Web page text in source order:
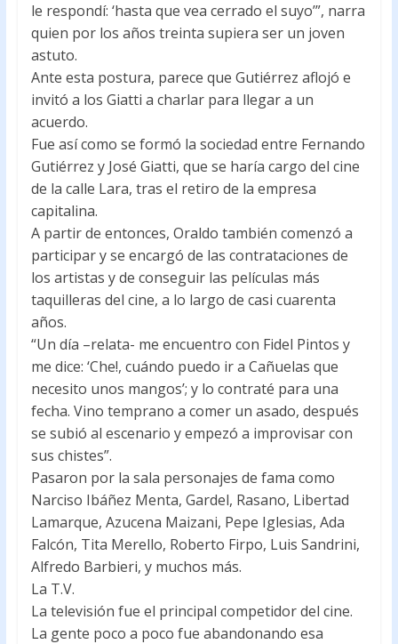
le respondí: ‘hasta que vea cerrado el suyo’”, narra
quien por los años treinta supiera ser un joven
astuto.
Ante esta postura, parece que Gutiérrez aflojó e
invitó a los Giatti a charlar para llegar a un
acuerdo.
Fue así como se formó la sociedad entre Fernando
Gutiérrez y José Giatti, que se haría cargo del cine
de la calle Lara, tras el retiro de la empresa
capitalina.
A partir de entonces, Oraldo también comenzó a
participar y se encargó de las contrataciones de
los artistas y de conseguir las películas más
taquilleras del cine, a lo largo de casi cuarenta
años.
“Un día –relata- me encuentro con Fidel Pintos y
me dice: ‘Che!, cuándo puedo ir a Cañuelas que
necesito unos mangos’; y lo contraté para una
fecha. Vino temprano a comer un asado, después
se subió al escenario y empezó a improvisar con
sus chistes”.
Pasaron por la sala personajes de fama como
Narciso Ibáñez Menta, Gardel, Rasano, Libertad
Lamarque, Azucena Maizani, Pepe Iglesias, Ada
Falcón, Tita Merello, Roberto Firpo, Luis Sandrini,
Alfredo Barbieri, y muchos más.
La T.V.
La televisión fue el principal competidor del cine.
La gente poco a poco fue abandonando esa